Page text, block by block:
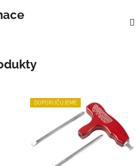
DOPORUČUJEME